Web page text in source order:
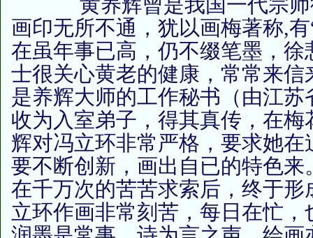
画印无所不通，犹以画梅著称,
在虽年事已高，仍不缀笔墨，
士很关心黄老的健康，常常来
是养辉大师的工作秘书（由江
收为入室弟子，得其真传，在
辉对冯立环非常严格，要求她
要不断创新，画出自已的特色
在千万次的苦苦求索后，终于
立环作画非常刻苦，每日在忙